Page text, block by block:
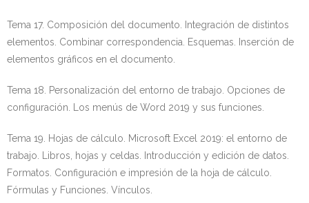
Tema 17. Composición del documento. Integración de distintos
elementos. Combinar correspondencia. Esquemas. Inserción de
elementos gráficos en el documento.
Tema 18. Personalización del entorno de trabajo. Opciones de
configuración. Los menús de Word 2019 y sus funciones.
Tema 19. Hojas de cálculo. Microsoft Excel 2019: el entorno de
trabajo. Libros, hojas y celdas. Introducción y edición de datos.
Formatos. Configuración e impresión de la hoja de cálculo.
Fórmulas y Funciones. Vínculos.